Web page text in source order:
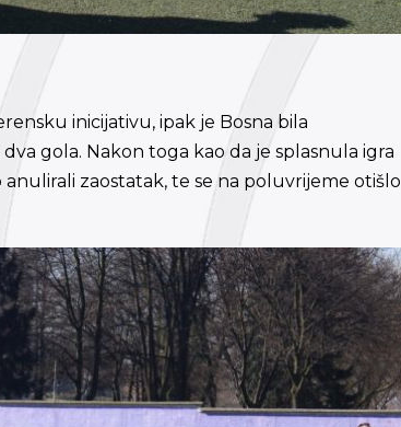
inicijativu, ipak je Bosna bila
gola. Nakon toga kao da je splasnula igra
zaostatak, te se na poluvrijeme otišlo